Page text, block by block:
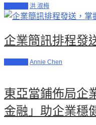
洪 淑梅
企業簡訊排程發
Annie Chen
東亞當鋪佈局企
金融」助企業穩